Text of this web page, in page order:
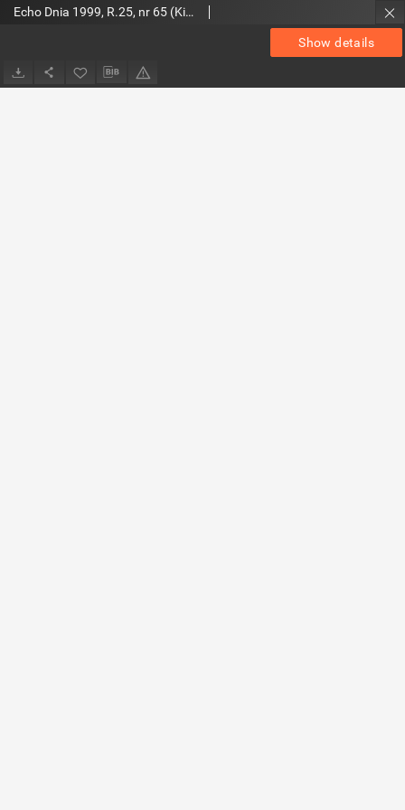
Show details
Echo Dnia 1999, R.25, nr 65 (Kieleckie)